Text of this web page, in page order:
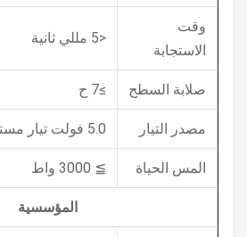
الاستجابة
صلابة السطح ≥7 ح
مصدر التيار
المس الحياة
المؤسسية